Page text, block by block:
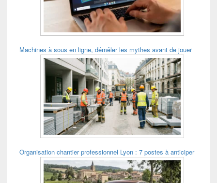
Machines à sous en ligne, démêler les mythes avant de jouer
Organisation chantier professionnel Lyon : 7 postes à anticiper